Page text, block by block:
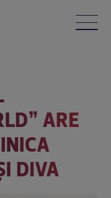
ARE
DIVA